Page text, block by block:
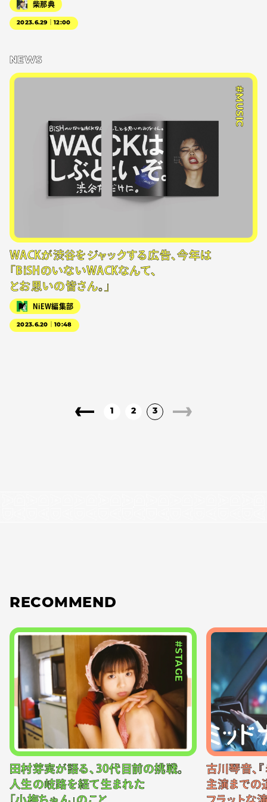
柴那典
2023.6.29｜12:00
NEWS
#MUSIC
WACKが渋谷をジャックする広告、今年は
「BiSHのいないWACKなんて、
とお思いの皆さん。」
NiEW編集部
2023.6.20｜10:48
1 2 3
RECOMMEND
#STAGE
田村芽実が語る、30代目前の挑戦。
人生の岐路を経て生まれた
「小梅ちゃん」のこと
古川琴音、
主演までの
フラットな